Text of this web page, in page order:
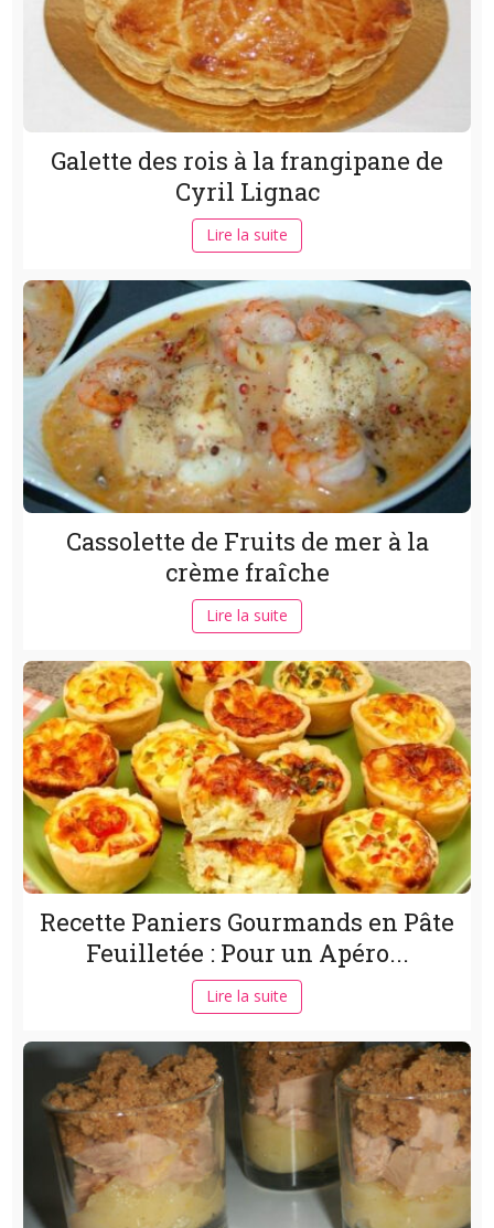
Galette des rois à la frangipane de
Cyril Lignac
Lire la suite
Cassolette de Fruits de mer à la
crème fraîche
Lire la suite
Recette Paniers Gourmands en Pâte
Feuilletée : Pour un Apéro...
Lire la suite